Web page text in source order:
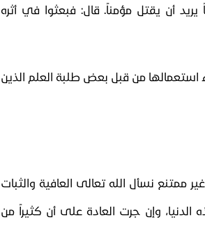
أن يقتل مؤمناً. قال: فبعثوا في أثره
استعمالها من قبل بعض طلبة العلم الذين
ممتنع نسأل الله تعالى العافية والثبات
وإن جرت العادة على أن كثيراً من